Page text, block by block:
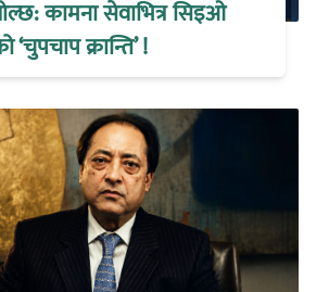
कामना सेवाभित्र सिइओ
क्रान्ति’ !